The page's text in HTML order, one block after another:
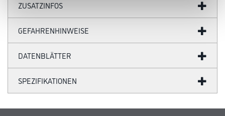
ZUSATZINFOS
GEFAHRENHINWEISE
DATENBLÄTTER
SPEZIFIKATIONEN